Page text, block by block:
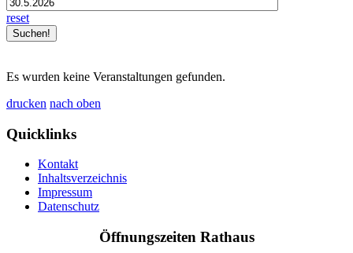
reset
Es wurden keine Veranstaltungen gefunden.
drucken nach oben
Quicklinks
Kontakt
Inhaltsverzeichnis
Impressum
Datenschutz
Öffnungszeiten Rathaus